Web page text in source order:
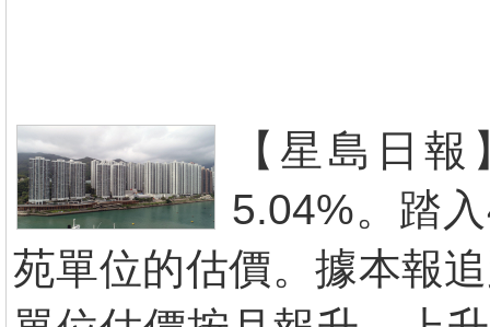
【星島日
5.04%。踏
苑單位的估價。據本報